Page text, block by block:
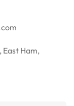
East Ham,